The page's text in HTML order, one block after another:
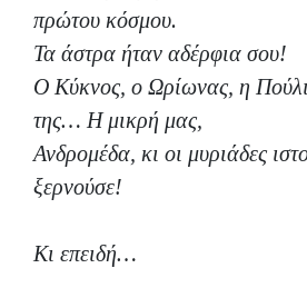
πρώτου κόσμου.
Τα άστρα ήταν αδέρφια σου!
Ο Κύκνος, ο Ωρίωνας, η
της… Η μικρή μας,
Ανδρομέδα, κι οι μυριάδες
ξερνούσε!
Κι επειδή…